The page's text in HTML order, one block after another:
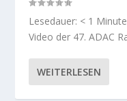
Lesedauer: < 1 Minute
Video der 47. ADAC
WEITERLESEN